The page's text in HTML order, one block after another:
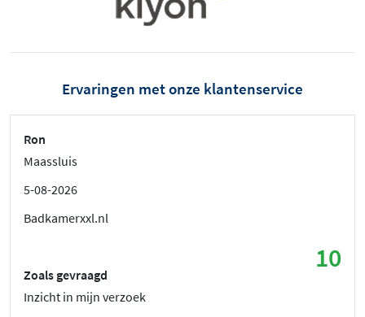
Ervaringen met onze klantenservice
Ron
Maassluis
5-08-2026
Badkamerxxl.nl
10
Zoals gevraagd
Inzicht in mijn verzoek